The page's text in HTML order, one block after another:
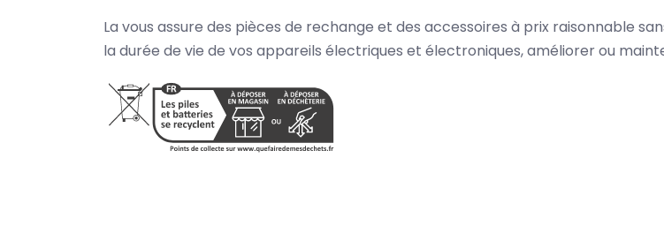
La vous assure des pièces de rechange et des accessoires à prix raisonnable
la durée de vie de vos appareils électriques et électroniques, améliorer ou